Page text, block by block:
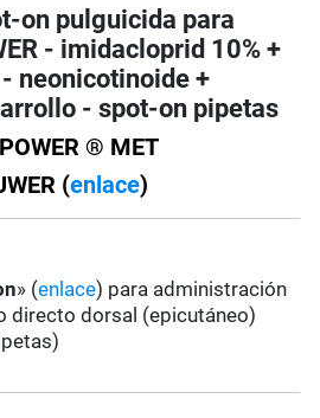
on pulguicida para
- imidacloprid 10% +
neonicotinoide +
- spot-on pipetas
® MET
(enlace)
» (enlace) para administración
directo dorsal (epicutáneo)